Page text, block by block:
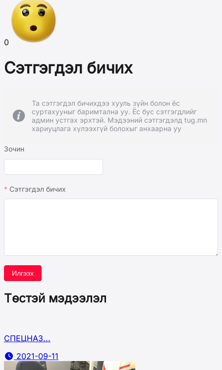
0
Сэтгэгдэл бичих
Та сэтгэгдэл бичихдээ хууль зүйн болон ёс
суртахууныг баримтална уу. Ёс бус сэтгэгдлийг
админ устгах эрхтэй. Мэдээний сэтгэгдэлд tug.mn
хариуцлага хүлээхгүй болохыг анхаарна уу
Зочин
Сэтгэгдэл бичих
Илгээх
Төстэй мэдээлэл
СПЕЦНАЗ...
2021-09-11